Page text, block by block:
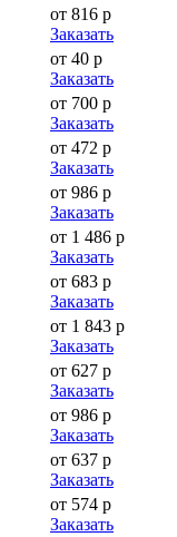
от 816 р
Заказать
от 40 р
Заказать
от 700 р
Заказать
от 472 р
Заказать
от 986 р
Заказать
от 1 486 р
Заказать
от 683 р
Заказать
от 1 843 р
Заказать
от 627 р
Заказать
от 986 р
Заказать
от 637 р
Заказать
от 574 р
Заказать